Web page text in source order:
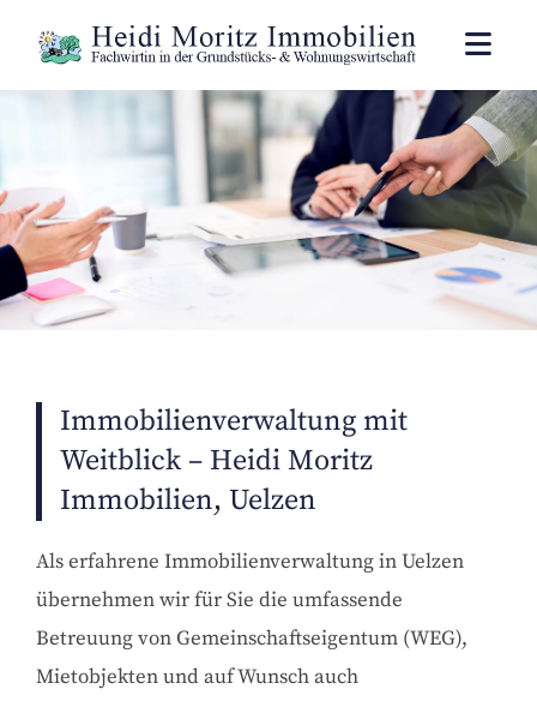
Immobilienverwaltung mit
Weitblick – Heidi Moritz
Immobilien, Uelzen
Als erfahrene Immobilienverwaltung in Uelzen
übernehmen wir für Sie die umfassende
Betreuung von Gemeinschaftseigentum (WEG),
Mietobjekten und auf Wunsch auch